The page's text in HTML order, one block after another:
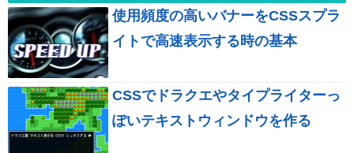
使用頻度の高いバナーをCSSスプラ
イトで高速表示する時の基本
CSSでドラクエやタイプライターっ
ぽいテキストウィンドウを作る